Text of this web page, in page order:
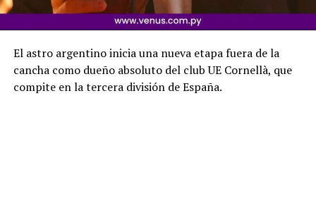
El astro argentino inicia una nueva etapa fuera de la
cancha como dueño absoluto del club UE Cornellà, que
compite en la tercera división de España.